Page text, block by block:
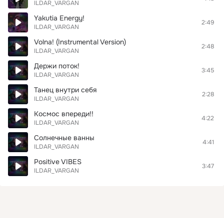
ILDAR_VARGAN
Yakutia Energy!
ILDAR_VARGAN
2:49
Volna! (Instrumental Version)
ILDAR_VARGAN
2:48
Держи поток!
ILDAR_VARGAN
3:45
Танец внутри себя
ILDAR_VARGAN
2:28
Космос впереди!!
ILDAR_VARGAN
4:22
Солнечные ванны
ILDAR_VARGAN
4:41
Positive VIBES
ILDAR_VARGAN
3:47